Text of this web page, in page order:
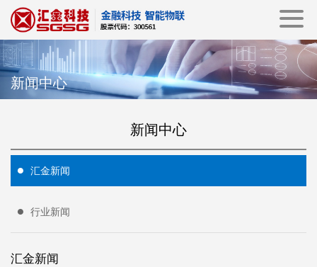
新闻中心
新闻中心
汇金新闻
行业新闻
汇金新闻